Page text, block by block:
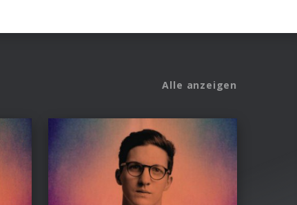
Alle anzeigen